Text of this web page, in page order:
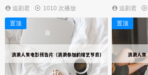
追剧君 1010 次播放 追剧君
置顶 置顶